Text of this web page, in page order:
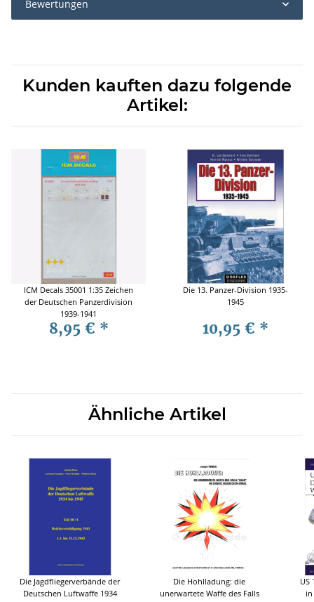
Bewertungen
Kunden kauften dazu folgende
Artikel:
ICM Decals 35001 1:35 Zeichen
der Deutschen Panzerdivision
1939-1941
8,95 € *
Die 13. Panzer-Division 1935-
1945
10,95 € *
Ähnliche Artikel
Die Jagdfliegerverbände der
Deutschen Luftwaffe 1934
Die Hohlladung: die
unerwartete Waffe des Falls
US
in